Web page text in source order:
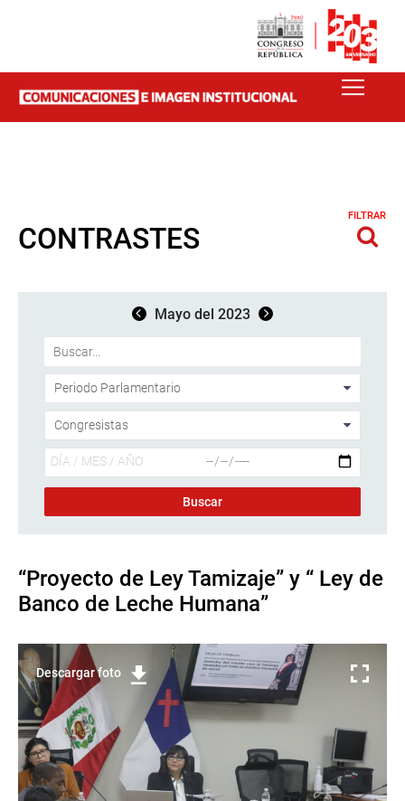
CONTRASTES
FILTRAR
Mayo del 2023
“Proyecto de Ley Tamizaje” y “ Ley de
Banco de Leche Humana”
Descargar foto